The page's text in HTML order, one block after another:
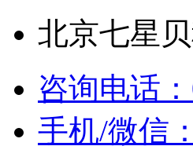
北京七星
咨询电话
手机/微信